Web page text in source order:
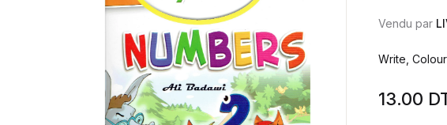
Vendu par
Write,
13.00